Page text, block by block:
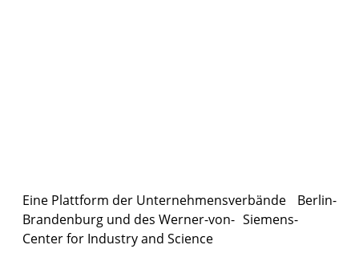
Eine Plattform der Unternehmensverbände Berlin-
Brandenburg und des Werner-von- Siemens-
Center for Industry and Science